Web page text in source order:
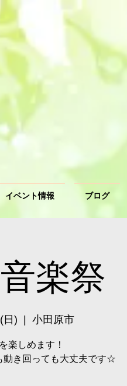
イベント情報 ブログ
楽祭
日) 小田原市
楽しめます！
動き回っても大丈夫です☆